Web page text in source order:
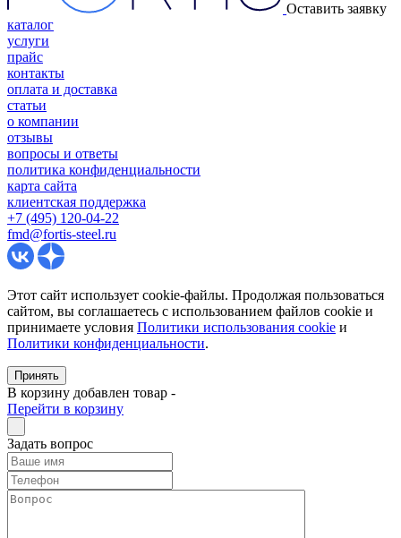
Оставить заявку
каталог
услуги
прайс
контакты
оплата и доставка
статьи
о компании
отзывы
вопросы и ответы
политика конфиденциальности
карта сайта
клиентская поддержка
+7 (495) 120-04-22
fmd@fortis-steel.ru
Этот сайт использует cookie-файлы. Продолжая пользоваться
сайтом, вы соглашаетесь с использованием файлов cookie и
принимаете условия Политики использования cookie и
Политики конфиденциальности.
Принять
В корзину добавлен товар -
Перейти в корзину
Задать вопрос